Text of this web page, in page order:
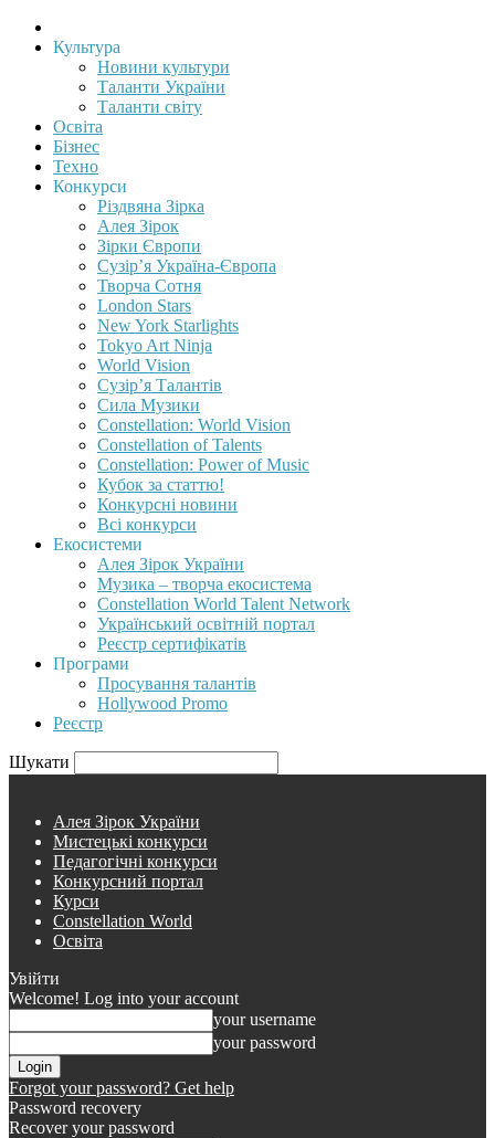
Культура
Новини культури
Таланти України
Таланти світу
Освіта
Бізнес
Техно
Конкурси
Різдвяна Зірка
Алея Зірок
Зірки Європи
Сузір’я Україна-Європа
Творча Сотня
London Stars
New York Starlights
Tokyo Art Ninja
World Vision
Сузір’я Талантів
Сила Музики
Constellation: World Vision
Constellation of Talents
Constellation: Power of Music
Кубок за статтю!
Конкурсні новини
Всі конкурси
Екосистеми
Алея Зірок України
Музика – творча екосистема
Constellation World Talent Network
Український освітній портал
Реєстр сертифікатів
Програми
Просування талантів
Hollywood Promo
Реєстр
Шукати
Алея Зірок України
Мистецькі конкурси
Педагогічні конкурси
Конкурсний портал
Курси
Constellation World
Освіта
Увійти
Welcome! Log into your account
your username
your password
Forgot your password? Get help
Password recovery
Recover your password